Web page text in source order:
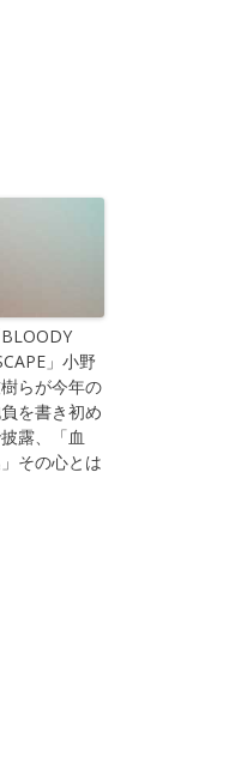
BLOODY
」小野
らが今年の
を書き初め
露、「血
その心とは